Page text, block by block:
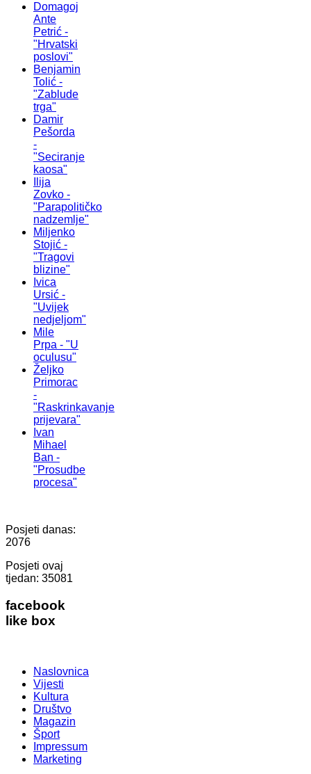
Domagoj
Ante
Petrić -
"Hrvatski
poslovi"
Benjamin
Tolić -
"Zablude
trga"
Damir
Pešorda
-
"Seciranje
kaosa"
Ilija
Zovko -
"Parapolitičko
nadzemlje"
Miljenko
Stojić -
"Tragovi
blizine"
Ivica
Ursić -
"Uvijek
nedjeljom"
Mile
Prpa - "U
oculusu"
Željko
Primorac
-
"Raskrinkavanje
prijevara"
Ivan
Mihael
Ban -
"Prosudbe
procesa"
Posjeti danas:
2076
Posjeti ovaj
tjedan: 35081
facebook
like box
Naslovnica
Vijesti
Kultura
Društvo
Magazin
Šport
Impressum
Marketing